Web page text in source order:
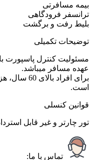
بیمه مسافرتی
ترانسفر فرودگاهی
بلیط رفت و برگشت
توضیحات تکمیلی
مسئولیت کنترل پاسپورت
عهده مسافر میباشد.
برای افراد
است.
قوانین کنسلی
تور چارتر و غیر قابل
تماس با ما: